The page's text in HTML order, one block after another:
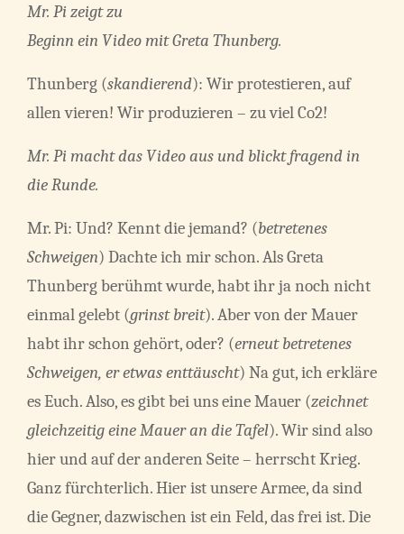
Mr. Pi zeigt zu
Beginn ein Video mit Greta Thunberg.
Thunberg (skandierend): Wir protestieren, auf
allen vieren! Wir produzieren – zu viel Co2!
Mr. Pi macht das Video aus und blickt fragend in
die Runde.
Mr. Pi: Und? Kennt die jemand? (betretenes
Schweigen) Dachte ich mir schon. Als Greta
Thunberg berühmt wurde, habt ihr ja noch nicht
einmal gelebt (grinst breit). Aber von der Mauer
habt ihr schon gehört, oder? (erneut betretenes
Schweigen, er etwas enttäuscht) Na gut, ich erkläre
es Euch. Also, es gibt bei uns eine Mauer (zeichnet
gleichzeitig eine Mauer an die Tafel). Wir sind also
hier und auf der anderen Seite – herrscht Krieg.
Ganz fürchterlich. Hier ist unsere Armee, da sind
die Gegner, dazwischen ist ein Feld, das frei ist. Die